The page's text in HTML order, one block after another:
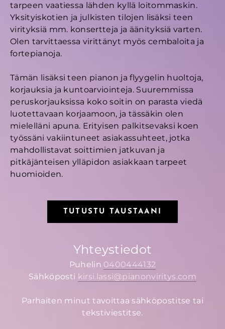
tarpeen vaatiessa lähden kyllä loitommaskin.
Yksityiskotien ja julkisten tilojen lisäksi teen
virityksiä mm. konsertteja ja äänityksiä varten.
Olen tarvittaessa virittänyt myös cembaloita ja
fortepianoja.
Tämän lisäksi teen pianon ja flyygelin huoltoja,
korjauksia ja kuntoarviointeja. Suuremmissa
peruskorjauksissa koko soitin on parasta viedä
luotettavaan korjaamoon, ja tässäkin olen
mielelläni apuna. Erityisen palkitsevaksi koen
työssäni vakiintuneet asiakassuhteet, jotka
mahdollistavat soittimien jatkuvan ja
pitkäjänteisen ylläpidon asiakkaan tarpeet
huomioiden.
TUTUSTU TAUSTAANI
Yhteystiedot
Puhelin 0400444132
Sähköposti kirsi.lassi@pianonviritys.com
Parhaiten minut tavoittaa sähköpostitse tai
tekstiviestitse.